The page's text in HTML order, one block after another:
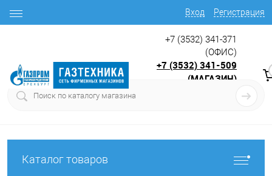
Вход Регистрация
+7 (3532) 341-371
(ОФИС)
+7 (3532) 341-509
(МАГАЗИН)
Каталог товаров